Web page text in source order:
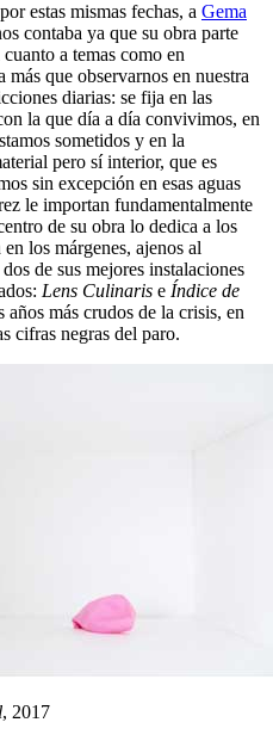
estas mismas fechas, a Gema
contaba ya que su obra parte
a temas como en
más que observarnos en nuestra
diarias: se fija en las
la que día a día convivimos, en
sometidos y en la
pero sí interior, que es
sin excepción en esas aguas
le importan fundamentalmente
de su obra lo dedica a los
los márgenes, ajenos al
de sus mejores instalaciones
Lens Culinaris e Índice de
años más crudos de la crisis, en
cifras negras del paro.
, 2017